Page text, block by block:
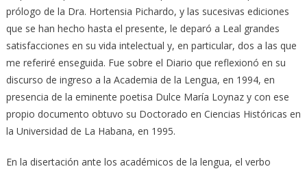
prólogo de la Dra. Hortensia Pichardo, y las sucesivas ediciones
que se han hecho hasta el presente, le deparó a Leal grandes
satisfacciones en su vida intelectual y, en particular, dos a las que
me referiré enseguida. Fue sobre el Diario que reflexionó en su
discurso de ingreso a la Academia de la Lengua, en 1994, en
presencia de la eminente poetisa Dulce María Loynaz y con ese
propio documento obtuvo su Doctorado en Ciencias Históricas en
la Universidad de La Habana, en 1995.
En la disertación ante los académicos de la lengua, el verbo